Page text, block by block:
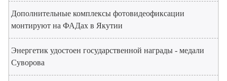
Дополнительные комплексы фотовидеофиксации
монтируют на ФАДах в Якутии
Энергетик удостоен государственной награды - медали
Суворова